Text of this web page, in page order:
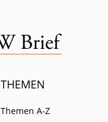
THEMEN
Themen A-Z